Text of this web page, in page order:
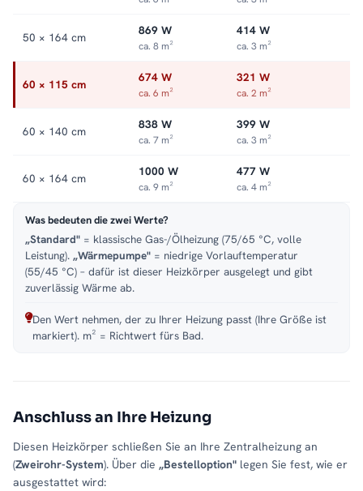
50 × 164 cm 869 W
ca. 8 m²
414 W
ca. 3 m²
60 × 115 cm 674 W
ca. 6 m²
321 W
ca. 2 m²
60 × 140 cm 838 W
ca. 7 m²
399 W
ca. 3 m²
60 × 164 cm 1000 W
ca. 9 m²
477 W
ca. 4 m²
Was bedeuten die zwei Werte?
„Standard" = klassische Gas-/Ölheizung (75/65 °C, volle
Leistung). „Wärmepumpe" = niedrige Vorlauftemperatur
(55/45 °C) – dafür ist dieser Heizkörper ausgelegt und gibt
zuverlässig Wärme ab.
Den Wert nehmen, der zu Ihrer Heizung passt (Ihre Größe ist
markiert). m² = Richtwert fürs Bad.
Anschluss an Ihre Heizung
Diesen Heizkörper schließen Sie an Ihre Zentralheizung an
(Zweirohr-System). Über die „Bestelloption" legen Sie fest, wie er
ausgestattet wird: